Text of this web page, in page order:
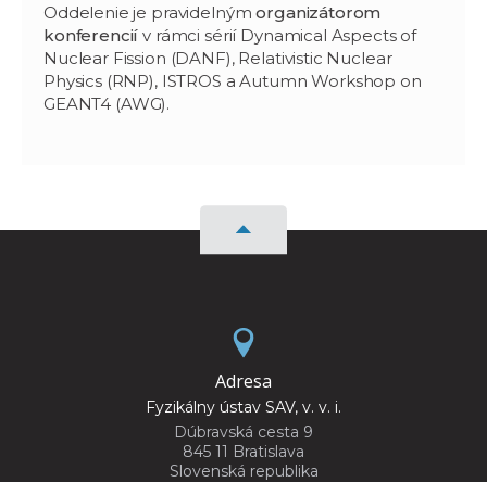
Oddelenie je pravidelnýmorganizátorom
konferencií v rámci sérií Dynamical Aspects of
Nuclear Fission (DANF), Relativistic Nuclear
Physics (RNP), ISTROS a Autumn Workshop on
GEANT4 (AWG).
Adresa
Fyzikálny ústav SAV, v. v. i.
Dúbravská cesta 9
845 11 Bratislava
Slovenská republika